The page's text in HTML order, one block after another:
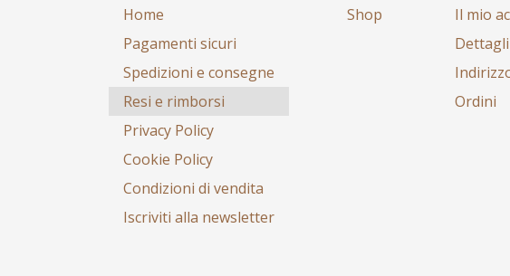
Home
Pagamenti sicuri
Spedizioni e consegne
Resi e rimborsi
Privacy Policy
Cookie Policy
Condizioni di vendita
Iscriviti alla newsletter
Shop
Il mio
Ordini